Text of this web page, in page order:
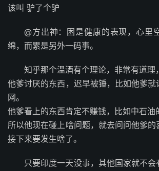
该叫 驴了个驴
@方出神：困是健康的表现，心里
绵，而累是另外一码事。 ​​​
知乎那个温酒有个理论，非常有道理
他爹讨厌的东西，迟早被锤，比如他爹
网。
他爹看上的东西肯定不赚钱，比如中石油
所以他现在碰上啥问题，就去问问他爹
接下来要发生啥了。
只要印度一天没事，其他国家就不